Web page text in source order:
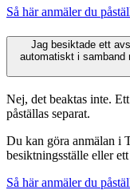
Så här anmäler du
Jag besiktade ett
automatiskt i samband
Nej, det beaktas inte.
påställas separat.
Du kan göra anmälan i
besiktningsställe eller
Så här anmäler du